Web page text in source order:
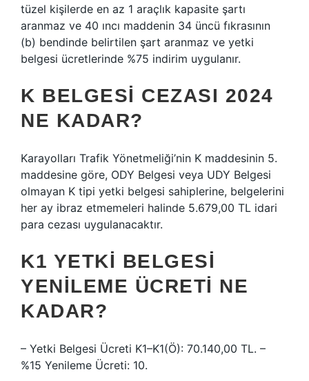
tüzel kişilerde en az 1 araçlık kapasite şartı
aranmaz ve 40 ıncı maddenin 34 üncü fıkrasının
(b) bendinde belirtilen şart aranmaz ve yetki
belgesi ücretlerinde %75 indirim uygulanır.
K BELGESI CEZASI 2024
NE KADAR?
Karayolları Trafik Yönetmeliği’nin K maddesinin 5.
maddesine göre, ODY Belgesi veya UDY Belgesi
olmayan K tipi yetki belgesi sahiplerine, belgelerini
her ay ibraz etmemeleri halinde 5.679,00 TL idari
para cezası uygulanacaktır.
K1 YETKI BELGESI
YENILEME ÜCRETI NE
KADAR?
– Yetki Belgesi Ücreti K1–K1(Ö): 70.140,00 TL. –
%15 Yenileme Ücreti: 10.